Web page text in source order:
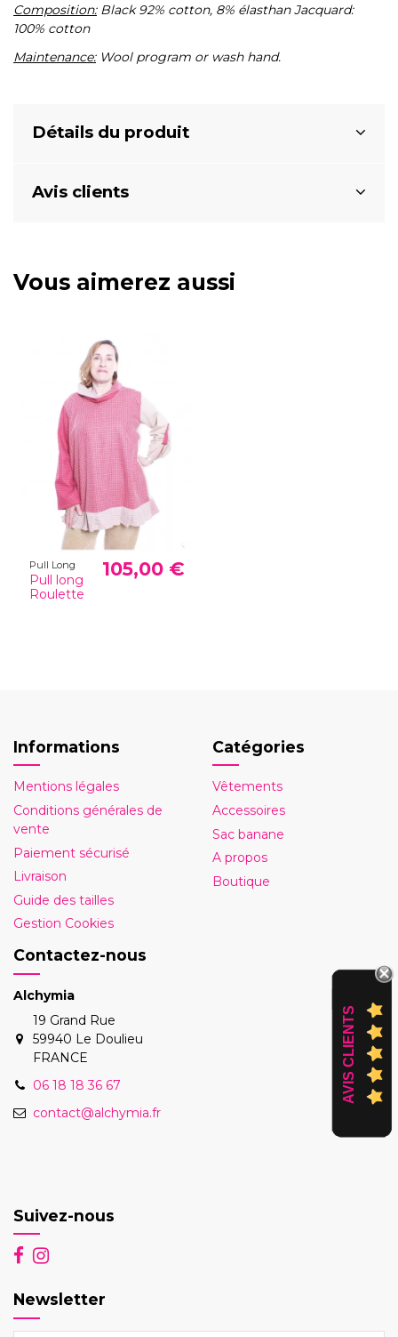
Composition:Black 92% cotton, 8% élasthan Jacquard:
100% cotton
Maintenance:Wool program or wash hand.
Détails du produit
Avis clients
Vous aimerez aussi
Pull Long
Pull long
Roulette
105,00 €
Informations
Mentions légales
Conditions générales de
vente
Paiement sécurisé
Livraison
Guide des tailles
Gestion Cookies
Catégories
Vêtements
Accessoires
Sac banane
A propos
Boutique
Contactez-nous
Alchymia
19 Grand Rue
59940 Le Doulieu
FRANCE
06 18 18 36 67
contact@alchymia.fr
AVIS CLIENTS
Suivez-nous
Newsletter